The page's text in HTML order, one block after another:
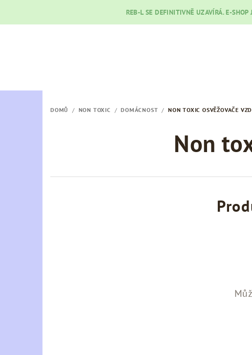
REB-L SE DEFINITIVNĚ UZAVÍRÁ. E-
DOMŮ / NON TOXIC / DOMÁCNOST / NON TOXIC OSVĚŽOVAČE
Non